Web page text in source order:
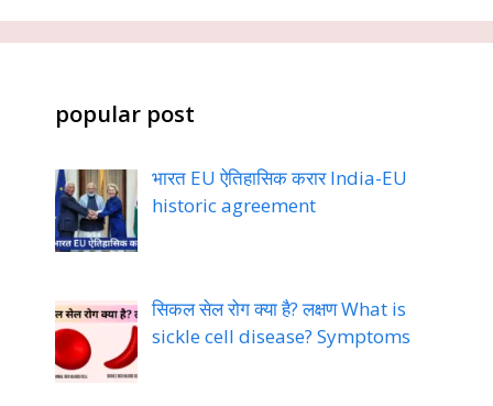
popular post
भारत EU ऐतिहासिक करार India-EU
historic agreement
सिकल सेल रोग क्या है? लक्षण What is
sickle cell disease? Symptoms